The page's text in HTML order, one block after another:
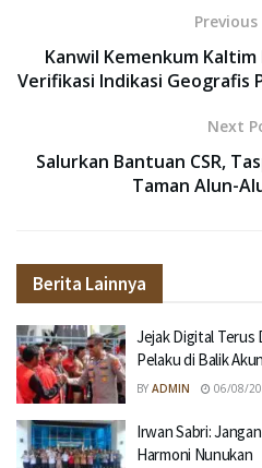
Kanwil Kemenkum
Verifikasi Indikasi Geografis
Next
Salurkan Bantuan CSR,
Taman Alun-
Berita Lainnya
Jejak Digital Terus
Pelaku di Balik
BY ADMIN 06/08/
Irwan Sabri:
Harmoni Nunukan